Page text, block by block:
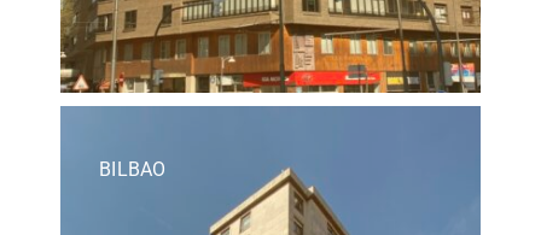
BILBAO